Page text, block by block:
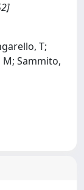
T;
M; Sammito,